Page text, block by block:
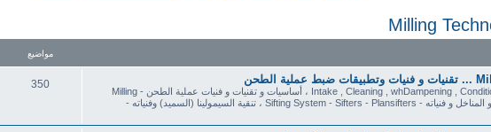
مواضيع
الاستقبال والنظافة و الترطيب Intake , Cleaning , whDampening , Conditioning Section ، أساسيات و تقنيات و فنيات عملية الطحن - Milling
Techniques and Technology ، نظم النخل و المناخل و فنياته - Sifting System - Sifters - Plansifters ، تنقية السيمولينا (السميد) وفنياته -
350